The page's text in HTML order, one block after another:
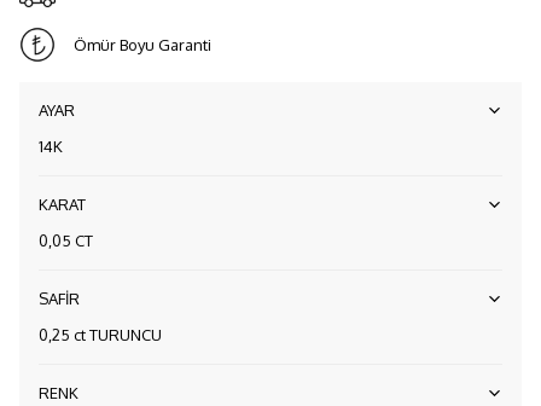
Ömür Boyu Garanti
AYAR
14K
KARAT
0,05 CT
SAFİR
0,25 ct TURUNCU
RENK